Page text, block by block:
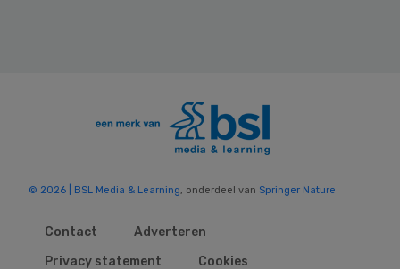
© 2026 | BSL Media & Learning, onderdeel van Springer Nature
Contact
Adverteren
Privacy statement
Cookies